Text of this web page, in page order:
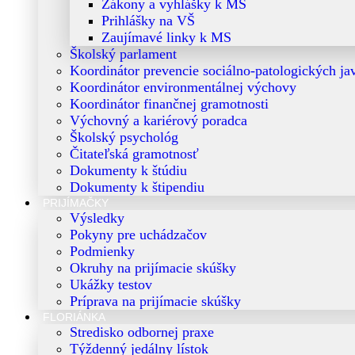
Zákony a vyhlášky k MS
Prihlášky na VŠ
Zaujímavé linky k MS
Školský parlament
Koordinátor prevencie sociálno-patologických
Koordinátor environmentálnej výchovy
Koordinátor finančnej gramotnosti
Výchovný a kariérový poradca
Školský psychológ
Čitateľská gramotnosť
Dokumenty k štúdiu
Dokumenty k štipendiu
PRIJÍMAČKY
Výsledky
Pokyny pre uchádzačov
Podmienky
Okruhy na prijímacie skúšky
Ukážky testov
Príprava na prijímacie skúšky
FLORIÁNKA
Stredisko odbornej praxe
Týždenný jedálny lístok